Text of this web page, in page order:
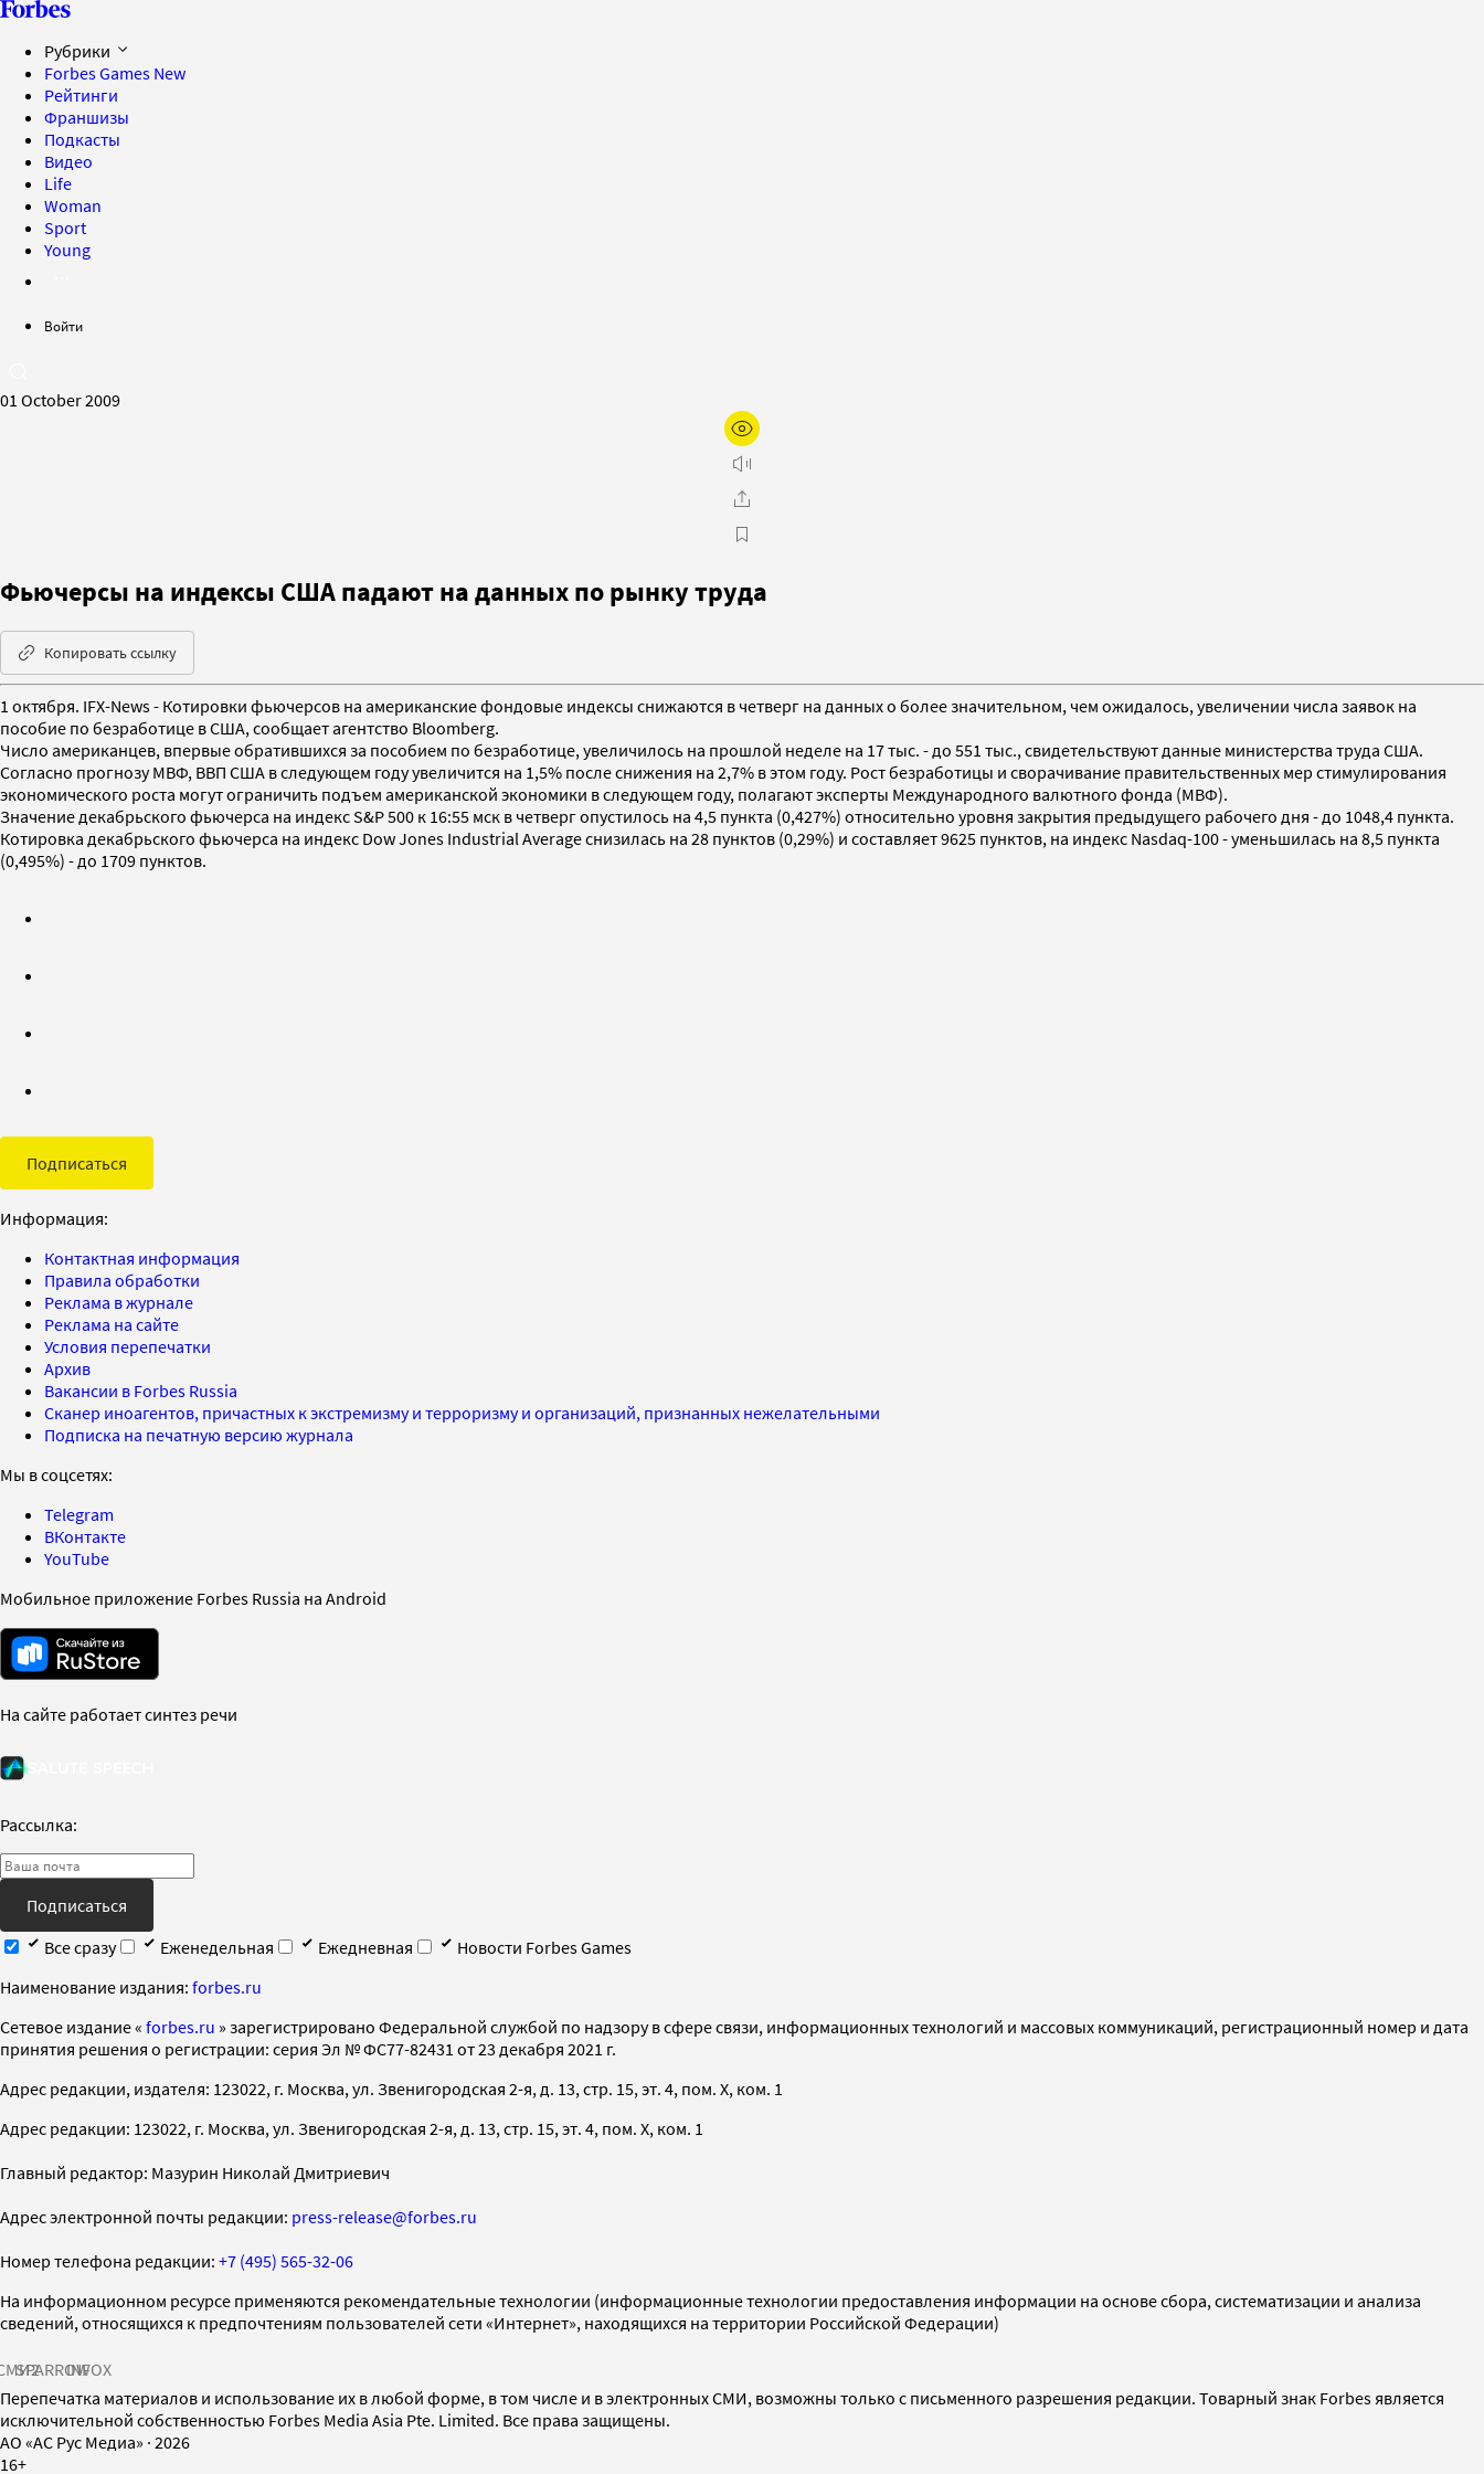
Рубрики
Forbes Games New
Рейтинги
Франшизы
Подкасты
Видео
Life
Woman
Sport
Young
Войти
01 October 2009
Фьючерсы на индексы США падают на данных по рынку труда
Копировать ссылку
1 октября. IFX-News - Котировки фьючерсов на американские фондовые индексы снижаются в четверг на данных о более значительном, чем ожидалось, увеличении числа заявок на
пособие по безработице в США, сообщает агентство Bloomberg.
Число американцев, впервые обратившихся за пособием по безработице, увеличилось на прошлой неделе на 17 тыс. - до 551 тыс., свидетельствуют данные министерства труда США.
Согласно прогнозу МВФ, ВВП США в следующем году увеличится на 1,5% после снижения на 2,7% в этом году. Рост безработицы и сворачивание правительственных мер стимулирования
экономического роста могут ограничить подъем американской экономики в следующем году, полагают эксперты Международного валютного фонда (МВФ).
Значение декабрьского фьючерса на индекс S&P 500 к 16:55 мск в четверг опустилось на 4,5 пункта (0,427%) относительно уровня закрытия предыдущего рабочего дня - до 1048,4 пункта.
Котировка декабрьского фьючерса на индекс Dow Jones Industrial Average снизилась на 28 пунктов (0,29%) и составляет 9625 пунктов, на индекс Nasdaq-100 - уменьшилась на 8,5 пункта
(0,495%) - до 1709 пунктов.
Подписаться
Информация:
Контактная информация
Правила обработки
Реклама в журнале
Реклама на сайте
Условия перепечатки
Архив
Вакансии в Forbes Russia
Сканер иноагентов, причастных к экстремизму и терроризму и организаций, признанных нежелательными
Подписка на печатную версию журнала
Мы в соцсетях:
Telegram
ВКонтакте
YouTube
Мобильное приложение Forbes Russia на Android
На сайте работает синтез речи
Рассылка:
Подписаться
Все сразу
Еженедельная Ежедневная
Новости Forbes Games
Наименование издания: forbes.ru
Cетевое издание « forbes.ru » зарегистрировано Федеральной службой по надзору в сфере связи, информационных технологий и массовых коммуникаций, регистрационный номер и дата
принятия решения о регистрации: серия Эл № ФС77-82431 от 23 декабря 2021 г.
Адрес редакции, издателя: 123022, г. Москва, ул. Звенигородская 2-я, д. 13, стр. 15, эт. 4, пом. X, ком. 1
Адрес редакции: 123022, г. Москва, ул. Звенигородская 2-я, д. 13, стр. 15, эт. 4, пом. X, ком. 1
Главный редактор: Мазурин Николай Дмитриевич
Адрес электронной почты редакции: press-release@forbes.ru
Номер телефона редакции: +7 (495) 565-32-06
На информационном ресурсе применяются рекомендательные технологии (информационные технологии предоставления информации на основе сбора, систематизации и анализа
сведений, относящихся к предпочтениям пользователей сети «Интернет», находящихся на территории Российской Федерации)
SPARROWINFOX
Перепечатка материалов и использование их в любой форме, в том числе и в электронных СМИ, возможны только с письменного разрешения редакции. Товарный знак Forbes является
исключительной собственностью Forbes Media Asia Pte. Limited. Все права защищены.
AO «АС Рус Медиа» · 2026
16+